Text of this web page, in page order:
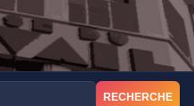
RECHERCHE